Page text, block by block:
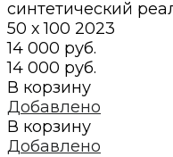
синтетический
50 х 100 2023
14 000 руб.
14 000 руб.
В корзину
Добавлено
В корзину
Добавлено